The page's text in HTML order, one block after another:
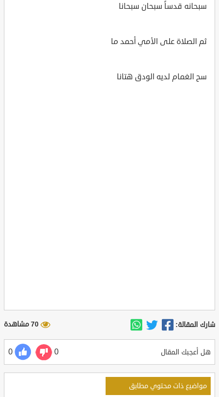
سبحانه قدساً سبحان سبحانا
ثم الصلاة على الأمي أحمد ما
سح الغمام لديه الودق هتانا
شارك المقالة: 70 مشاهدة
هل أعجبك المقال 0
0
مواضيع ذات محتوي مطابق